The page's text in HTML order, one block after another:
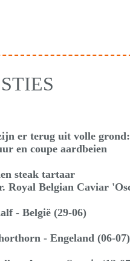
er terug uit volle grond:
en coupe aardbeien
steak tartaar
Royal Belgian Caviar
- België (29-06)
- Engeland (06-07)